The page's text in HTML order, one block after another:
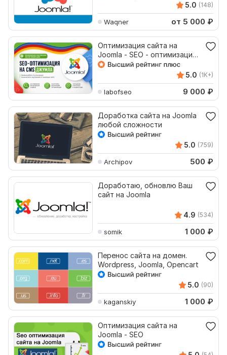
5.0 (148)
Waqner от 5 000 ₽
Оптимизация сайта на
Joomla - SEO - оптимизация
на CMS Джумла 10 стр
5.0 (1K+)
labofseo 9 000 ₽
Доработка сайта на Joomla
любой сложности
5.0 (759)
Archipov 500 ₽
Доработаю, обновлю Ваш
сайт на Joomla
4.9 (534)
somik 1 000 ₽
Перенос сайта на домен.
Wordpress, Joomla, Opencart
5.0 (90)
kaganskiy 1 000 ₽
Оптимизация сайта на
Joomla - SEO